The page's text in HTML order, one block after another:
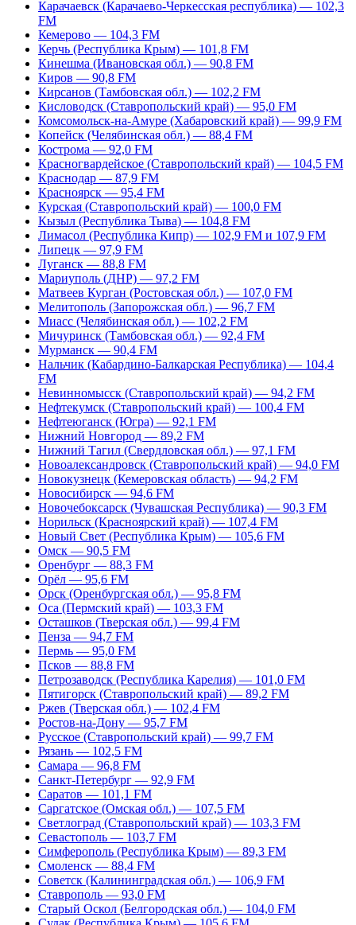
Карачаевск (Карачаево-Черкесская республика) — 102,3
FM
Кемерово — 104,3 FM
Керчь (Республика Крым) — 101,8 FM
Кинешма (Ивановская обл.) — 90,8 FM
Киров — 90,8 FM
Кирсанов (Тамбовская обл.) — 102,2 FM
Кисловодск (Ставропольский край) — 95,0 FM
Комсомольск-на-Амуре (Хабаровский край) — 99,9 FM
Копейск (Челябинская обл.) — 88,4 FM
Кострома — 92,0 FM
Красногвардейское (Ставропольский край) — 104,5 FM
Краснодар — 87,9 FM
Красноярск — 95,4 FM
Курская (Ставропольский край) — 100,0 FM
Кызыл (Республика Тыва) — 104,8 FM
Лимасол (Республика Кипр) — 102,9 FM и 107,9 FM
Липецк — 97,9 FM
Луганск — 88,8 FM
Мариуполь (ДНР) — 97,2 FM
Матвеев Курган (Ростовская обл.) — 107,0 FM
Мелитополь (Запорожская обл.) — 96,7 FM
Миасс (Челябинская обл.) — 102,2 FM
Мичуринск (Тамбовская обл.) — 92,4 FM
Мурманск — 90,4 FM
Нальчик (Кабардино-Балкарская Республика) — 104,4
FM
Невинномысск (Ставропольский край) — 94,2 FM
Нефтекумск (Ставропольский край) — 100,4 FM
Нефтеюганск (Югра) — 92,1 FM
Нижний Новгород — 89,2 FM
Нижний Тагил (Свердловская обл.) — 97,1 FM
Новоалександровск (Ставропольский край) — 94,0 FM
Новокузнецк (Кемеровская область) — 94,2 FM
Новосибирск — 94,6 FM
Новочебоксарск (Чувашская Республика) — 90,3 FM
Норильск (Красноярский край) — 107,4 FM
Новый Свет (Республика Крым) — 105,6 FM
Омск — 90,5 FM
Оренбург — 88,3 FM
Орёл — 95,6 FM
Орск (Оренбургская обл.) — 95,8 FM
Оса (Пермский край) — 103,3 FM
Осташков (Тверская обл.) — 99,4 FM
Пенза — 94,7 FM
Пермь — 95,0 FM
Псков — 88,8 FM
Петрозаводск (Республика Карелия) — 101,0 FM
Пятигорск (Ставропольский край) — 89,2 FM
Ржев (Тверская обл.) — 102,4 FM
Ростов-на-Дону — 95,7 FM
Русское (Ставропольский край) — 99,7 FM
Рязань — 102,5 FM
Самара — 96,8 FM
Санкт-Петербург — 92,9 FM
Саратов — 101,1 FM
Саргатское (Омская обл.) — 107,5 FM
Светлоград (Ставропольский край) — 103,3 FM
Севастополь — 103,7 FM
Симферополь (Республика Крым) — 89,3 FM
Смоленск — 88,4 FM
Советск (Калининградская обл.) — 106,9 FM
Ставрополь — 93,0 FM
Старый Оскол (Белгородская обл.) — 104,0 FM